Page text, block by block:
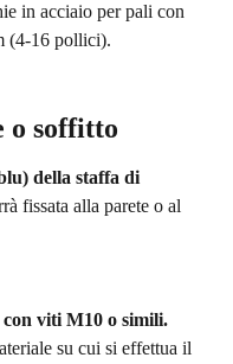
in acciaio per pali con
(4-16 pollici).
o soffitto
della staffa di
fissata alla parete o al
viti M10 o simili.
su cui si effettua il